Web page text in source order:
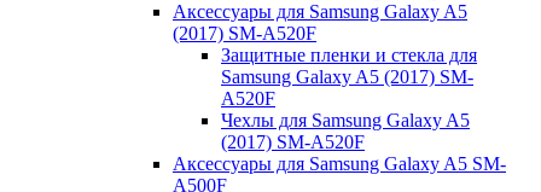
Аксессуары для Samsung Galaxy A5
(2017) SM-A520F
Защитные пленки и стекла для
Samsung Galaxy A5 (2017) SM-
A520F
Чехлы для Samsung Galaxy A5
(2017) SM-A520F
Аксессуары для Samsung Galaxy A5 SM-
A500F